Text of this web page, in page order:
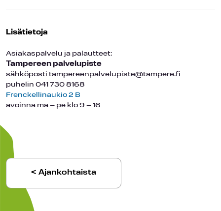
Lisätietoja
Asiakaspalvelu ja palautteet:
Tampereen palvelupiste
sähköposti tampereenpalvelupiste@tampere.fi
puhelin 041 730 8168
Frenckellinaukio 2 B
avoinna ma – pe klo 9 – 16
< Ajankohtaista